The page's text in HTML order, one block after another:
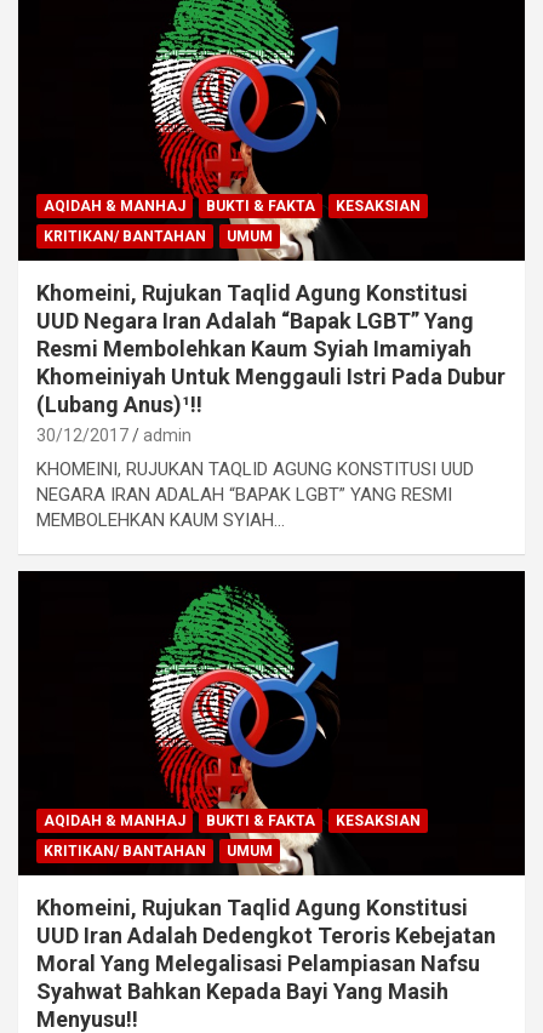
AQIDAH & MANHAJ BUKTI & FAKTA
KESAKSIAN
KRITIKAN/ BANTAHAN
UMUM
Khomeini, Rujukan Taqlid Agung Konstitusi
UUD Negara Iran Adalah “Bapak LGBT” Yang
Resmi Membolehkan Kaum Syiah Imamiyah
Khomeiniyah Untuk Menggauli Istri Pada Dubur
(Lubang Anus)¹!!
30/12/2017 admin
KHOMEINI, RUJUKAN TAQLID AGUNG KONSTITUSI UUD
NEGARA IRAN ADALAH “BAPAK LGBT” YANG RESMI
MEMBOLEHKAN KAUM SYIAH…
AQIDAH & MANHAJ BUKTI & FAKTA
KESAKSIAN
KRITIKAN/ BANTAHAN
UMUM
Khomeini, Rujukan Taqlid Agung Konstitusi
UUD Iran Adalah Dedengkot Teroris Kebejatan
Moral Yang Melegalisasi Pelampiasan Nafsu
Syahwat Bahkan Kepada Bayi Yang Masih
Menyusu!!